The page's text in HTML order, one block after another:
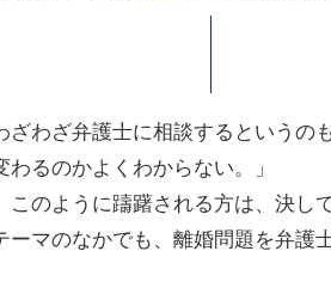
わざ弁護士に相談するというの
るのかよくわからない。」
のように躊躇される方は、決し
マのなかでも、離婚問題を弁護